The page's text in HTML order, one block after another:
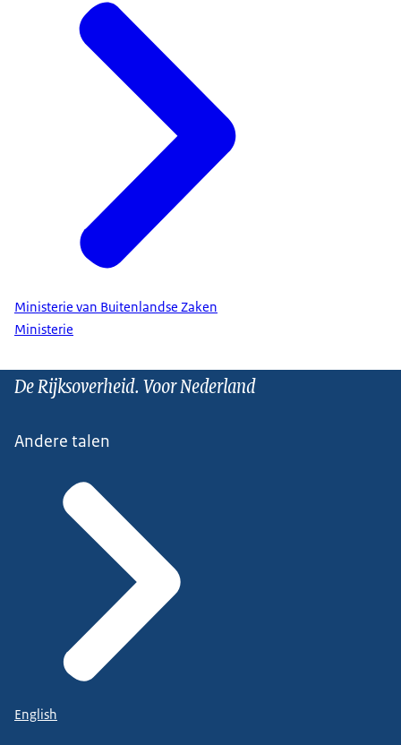
Ministerie van Buitenlandse Zaken
Ministerie
De Rijksoverheid. Voor Nederland
Andere talen
English